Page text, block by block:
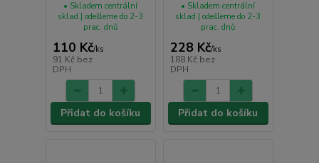
110 Kč/ks
91 Kč bez
DPH
• Skladem centrální
sklad | odešleme do 2-3
prac. dnů
Přidat do košíku
228 Kč/ks
188 Kč bez
DPH
• Skladem centrální
sklad | odešleme do 2-3
prac. dnů
Přidat do košíku